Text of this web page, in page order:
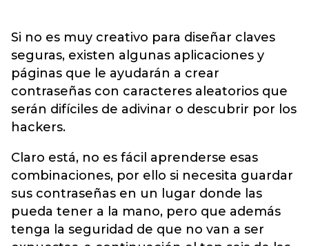
Si no es muy creativo para diseñar claves
seguras, existen algunas aplicaciones y
páginas que le ayudarán a crear
contraseñas con caracteres aleatorios que
serán difíciles de adivinar o descubrir por los
hackers.
Claro está, no es fácil aprenderse esas
combinaciones, por ello si necesita guardar
sus contraseñas en un lugar donde las
pueda tener a la mano, pero que además
tenga la seguridad de que no van a ser